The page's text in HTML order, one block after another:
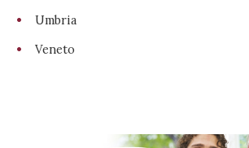
Umbria
Veneto